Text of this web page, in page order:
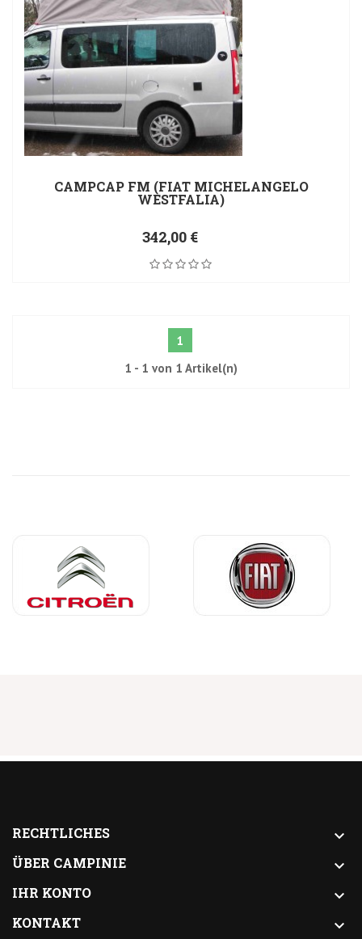
CAMPCAP FM (FIAT MICHELANGELO
WESTFALIA)
342,00 €
1
1 - 1 von 1 Artikel(n)
RECHTLICHES 
ÜBER CAMPINIE 
IHR KONTO 
KONTAKT 